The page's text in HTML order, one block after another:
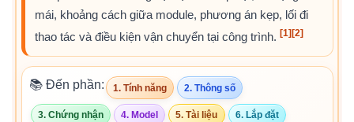
mái, khoảng cách giữa module, phương án kẹp, lối đi
thao tác và điều kiện vận chuyển tại công trình. [1][2]
📚 Đến phần: 1. Tính năng 2. Thông số
3. Chứng nhận 4. Model 5. Tài liệu 6. Lắp đặt